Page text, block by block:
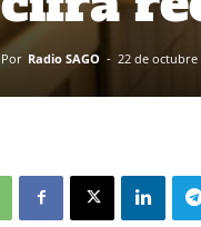
Por Radio SAGO - 22 de octubre